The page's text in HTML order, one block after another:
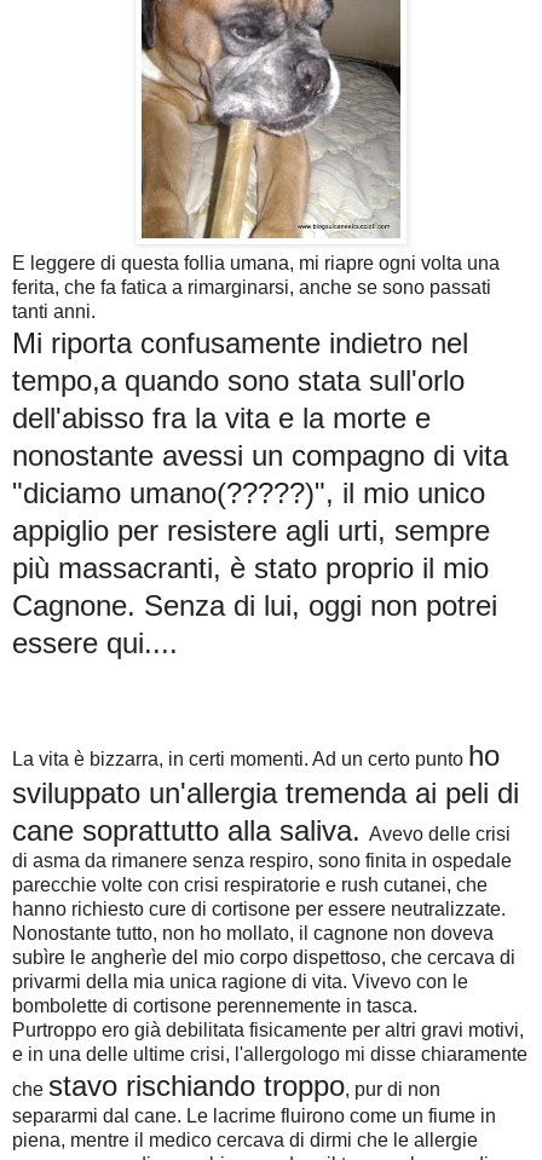
E leggere di questa follia umana, mi riapre ogni volta una
ferita, che fa fatica a rimarginarsi, anche se sono passati
tanti anni.
Mi riporta confusamente indietro nel
tempo,a quando sono stata sull'orlo
dell'abisso fra la vita e la morte e
nonostante avessi un compagno di vita
"diciamo umano(?????)", il mio unico
appiglio per resistere agli urti, sempre
più massacranti, è stato proprio il mio
Cagnone. Senza di lui, oggi non potrei
essere qui....
La vita è bizzarra, in certi momenti. Ad un certo punto ho
sviluppato un'allergia tremenda ai peli di
cane soprattutto alla saliva. Avevo delle crisi
di asma da rimanere senza respiro, sono finita in ospedale
parecchie volte con crisi respiratorie e rush cutanei, che
hanno richiesto cure di cortisone per essere neutralizzate.
Nonostante tutto, non ho mollato, il cagnone non doveva
subìre le angherìe del mio corpo dispettoso, che cercava di
privarmi della mia unica ragione di vita. Vivevo con le
bombolette di cortisone perennemente in tasca.
Purtroppo ero già debilitata fisicamente per altri gravi motivi,
e in una delle ultime crisi, l'allergologo mi disse chiaramente
che stavo rischiando troppo, pur di non
separarmi dal cane. Le lacrime fluirono come un fiume in
piena, mentre il medico cercava di dirmi che le allergie